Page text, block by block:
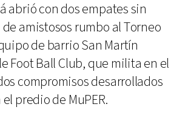
abrió con dos empates sin
amistosos rumbo al Torneo
de barrio San Martín
Foot Ball Club, que milita en el
compromisos desarrollados
predio de MuPER.